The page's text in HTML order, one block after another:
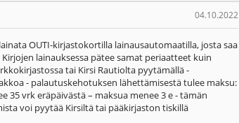
04.10.2022
OUTI-kirjastokortilla lainausautomaatilla, josta saa
lainauksessa pätee samat periaatteet kuin
tai Kirsi Rautiolta pyytämällä -
- palautuskehotuksen lähettämisestä tulee maksu:
35 vrk eräpäivästä – maksua menee 3 e - tämän
voi pyytää Kirsiltä tai pääkirjaston tiskillä